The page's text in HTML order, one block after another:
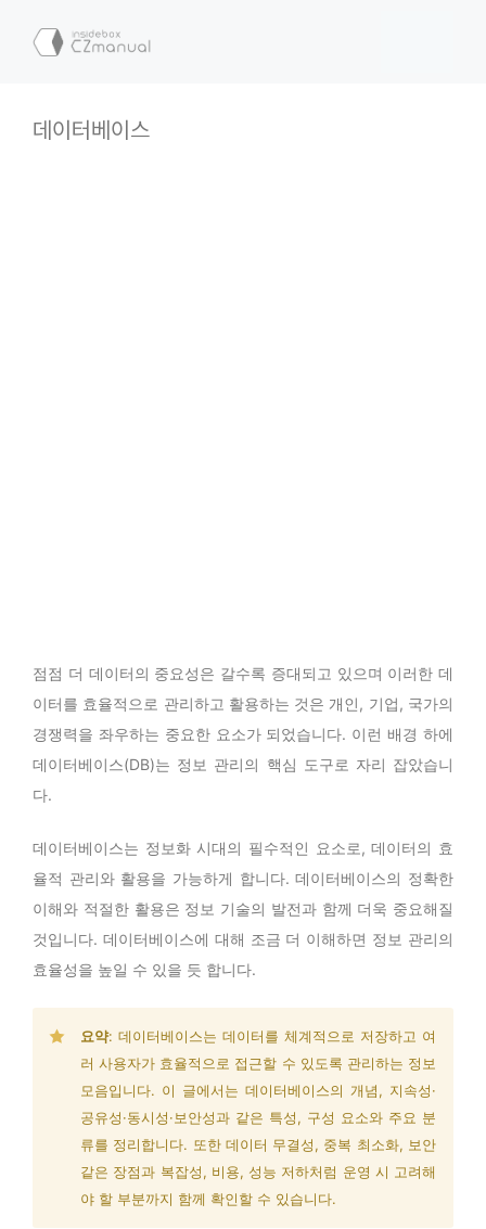
데이터베이스
점점 더 데이터의 중요성은 갈수록 증대되고 있으며 이러한 데
이터를 효율적으로 관리하고 활용하는 것은 개인, 기업, 국가의
경쟁력을 좌우하는 중요한 요소가 되었습니다. 이런 배경 하에
데이터베이스(DB)는 정보 관리의 핵심 도구로 자리 잡았습니
다.
데이터베이스는 정보화 시대의 필수적인 요소로, 데이터의 효
율적 관리와 활용을 가능하게 합니다. 데이터베이스의 정확한
이해와 적절한 활용은 정보 기술의 발전과 함께 더욱 중요해질
것입니다. 데이터베이스에 대해 조금 더 이해하면 정보 관리의
효율성을 높일 수 있을 듯 합니다.
요약: 데이터베이스는 데이터를 체계적으로 저장하고 여
러 사용자가 효율적으로 접근할 수 있도록 관리하는 정보
모음입니다. 이 글에서는 데이터베이스의 개념, 지속성·
공유성·동시성·보안성과 같은 특성, 구성 요소와 주요 분
류를 정리합니다. 또한 데이터 무결성, 중복 최소화, 보안
같은 장점과 복잡성, 비용, 성능 저하처럼 운영 시 고려해
야 할 부분까지 함께 확인할 수 있습니다.